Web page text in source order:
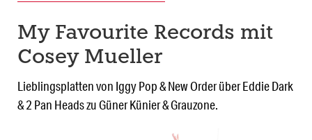
My Favourite Records mit
Cosey Mueller
Lieblingsplatten von Iggy Pop & New Order über Eddie Dark
& 2 Pan Heads zu Güner Künier & Grauzone.